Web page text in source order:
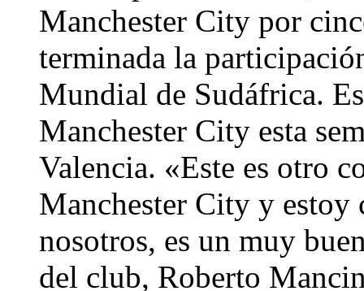
Manchester City por
terminada la
Mundial de Sudáfrica.
Manchester City esta
Valencia. «Este es otro
Manchester City y estoy
nosotros, es un muy
del club, Roberto